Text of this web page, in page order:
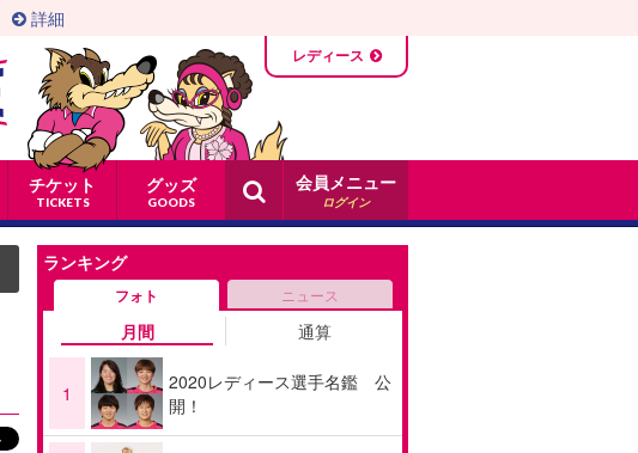
チケット
TICKETS
グッズ
GOODS
詳細
レディース
会員メニュー
ログイン
ランキング
フォト ニュース
月間 通算
1
2020レディース選手名鑑 公
開！